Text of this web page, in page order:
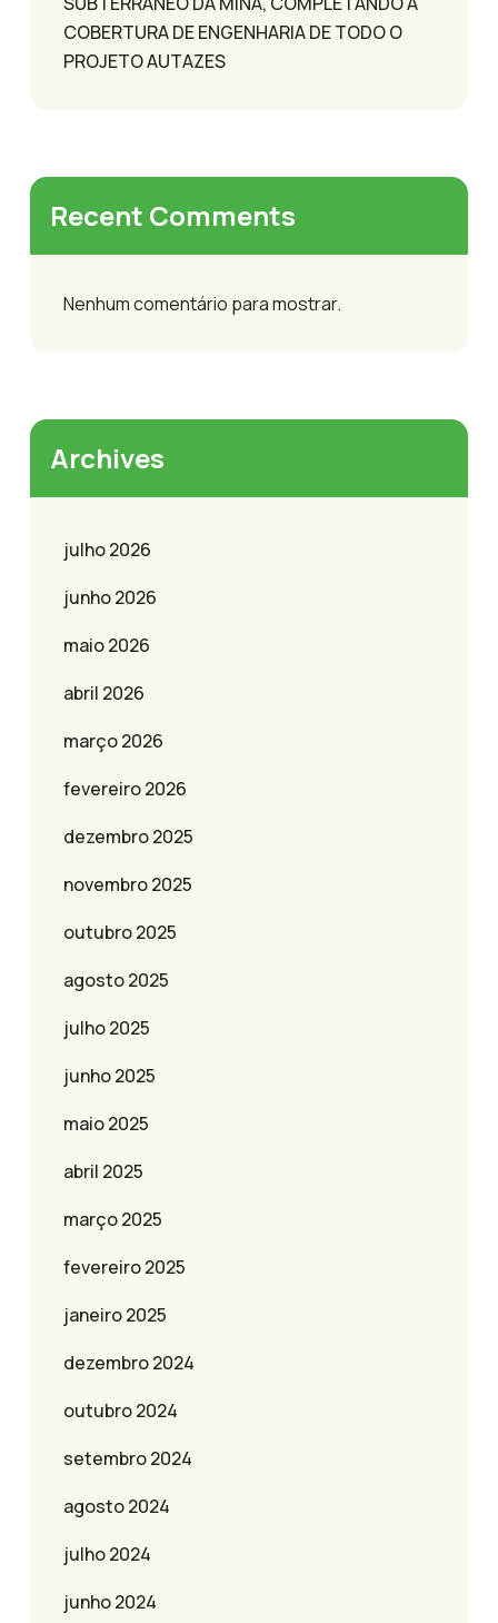
COBERTURA DE ENGENHARIA DE TODO O
PROJETO AUTAZES
Recent Comments
Nenhum comentário para mostrar.
Archives
julho 2026
junho 2026
maio 2026
abril 2026
março 2026
fevereiro 2026
dezembro 2025
novembro 2025
outubro 2025
agosto 2025
julho 2025
junho 2025
maio 2025
abril 2025
março 2025
fevereiro 2025
janeiro 2025
dezembro 2024
outubro 2024
setembro 2024
agosto 2024
julho 2024
junho 2024